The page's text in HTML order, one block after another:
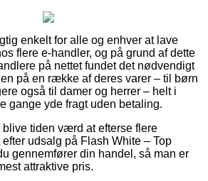
enkelt for alle og enhver at lave
flere e-handler, og på grund af dette
på nettet fundet det nødvendigt
på en række af deres varer – til børn
også til damer og herrer – helt i
gange yde fragt uden betaling.
blive tiden værd at efterse flere
udsalg på Flash White – Top
gennemfører din handel, så man er
attraktive pris.